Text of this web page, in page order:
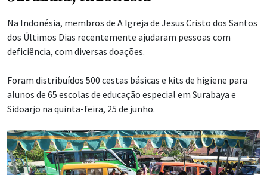
Na Indonésia, membros de A Igreja de Jesus Cristo dos Santos
dos Últimos Dias recentemente ajudaram pessoas com
deficiência, com diversas doações.
Foram distribuídos 500 cestas básicas e kits de higiene para
alunos de 65 escolas de educação especial em Surabaya e
Sidoarjo na quinta-feira, 25 de junho.